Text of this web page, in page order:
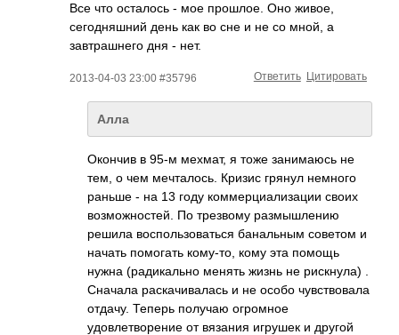
Все что осталось - мое прошлое. Оно живое,
сегодняшний день как во сне и не со мной, а
завтрашнего дня - нет.
2013-04-03 23:00 #35796 Цитировать
Ответить
Алла
Окончив в 95-м мехмат, я тоже занимаюсь не
тем, о чем мечталось. Кризис грянул немного
раньше - на 13 году коммерциализации своих
возможностей. По трезвому размышлению
решила воспользоваться банальным советом и
начать помогать кому-то, кому эта помощь
нужна (радикально менять жизнь не рискнула) .
Сначала раскачивалась и не особо чувствовала
отдачу. Теперь получаю огромное
удовлетворение от вязания игрушек и другой